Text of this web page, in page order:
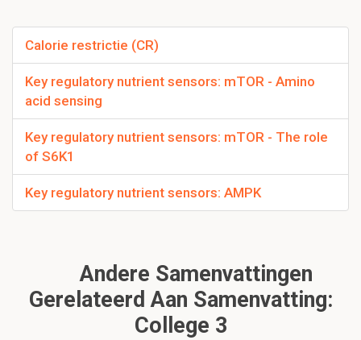
Calorie restrictie (CR)
Key regulatory nutrient sensors: mTOR - Amino
acid sensing
Key regulatory nutrient sensors: mTOR - The role
of S6K1
Key regulatory nutrient sensors: AMPK
Andere Samenvattingen
Gerelateerd Aan Samenvatting:
College 3